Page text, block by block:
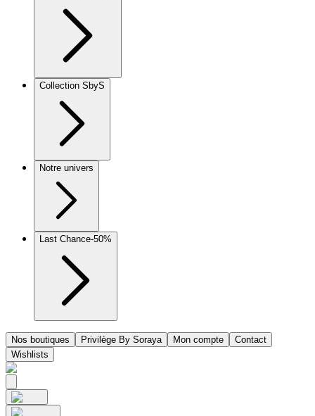
Collection SbyS
Notre univers
Last Chance-50%
Nos boutiques Privilège By Soraya Mon compte
Contact
Wishlists